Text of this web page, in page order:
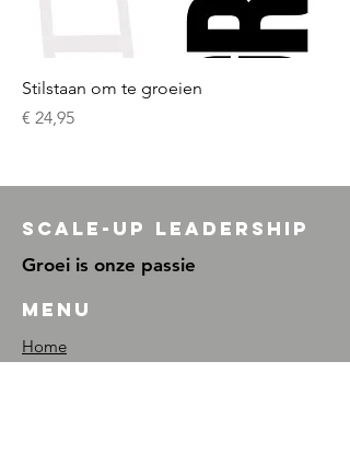
Stilstaan om te groeien
Prijs
€ 24,95
Scale-Up Leadership
Groei is onze passie
Menu
Home